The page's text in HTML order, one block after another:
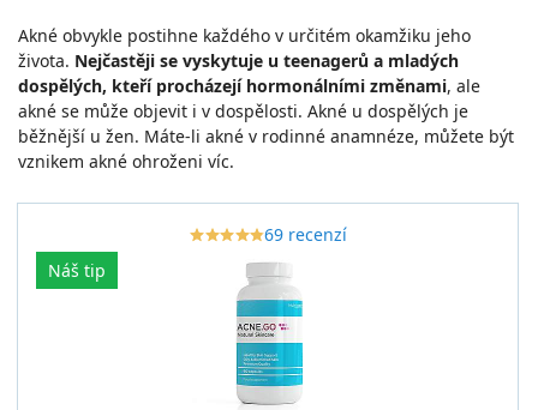
Akné obvykle postihne každého v určitém okamžiku jeho
života. Nejčastěji se vyskytuje u teenagerů a mladých
dospělých, kteří procházejí hormonálními změnami, ale
akné se může objevit i v dospělosti. Akné u dospělých je
běžnější u žen. Máte-li akné v rodinné anamnéze, můžete být
vznikem akné ohroženi víc.
star_borderstar_borderstar_borderstar_borderstar_border
starstarstarstarstar69 recenzí
Náš tip